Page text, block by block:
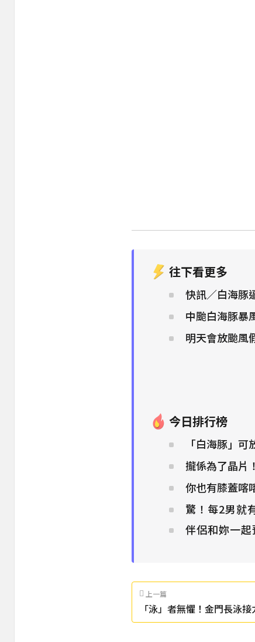
往下看更多
快訊／白海豚
中颱白海豚暴
明天會放颱風
今日排行榜
「白海豚」
攏係為了晶片
你也有膝蓋喀
驚！每2男就
伴侶和妳一
上一篇
「泳」者無懼！金門長泳
百萬獎金